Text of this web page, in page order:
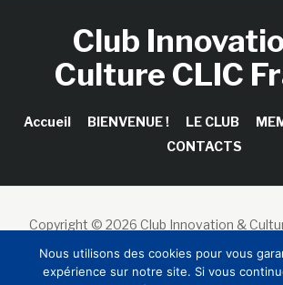
Club
Culture CLIC
Accueil BIENVENUE ! LE CLUB
CONTACTS
Copyright © 2026 Club Innovation &
Sinapses Conseils
Nous utilisons des cookies pour vous
expérience sur notre site. Si vous